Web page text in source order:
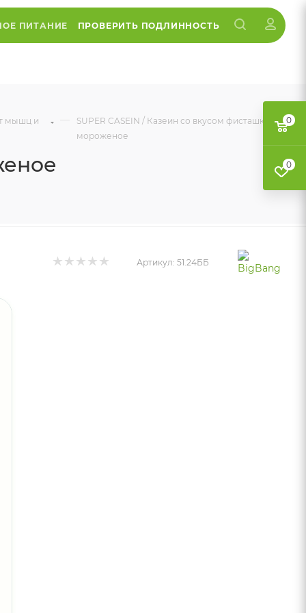
ПИТАНИЕ ПРОВЕРИТЬ ПОДЛИННОСТЬ
мышц и —
SUPER CASEIN / Казеин со вкусом фисташковое
мороженое
Артикул: 51.24ББ
0
0